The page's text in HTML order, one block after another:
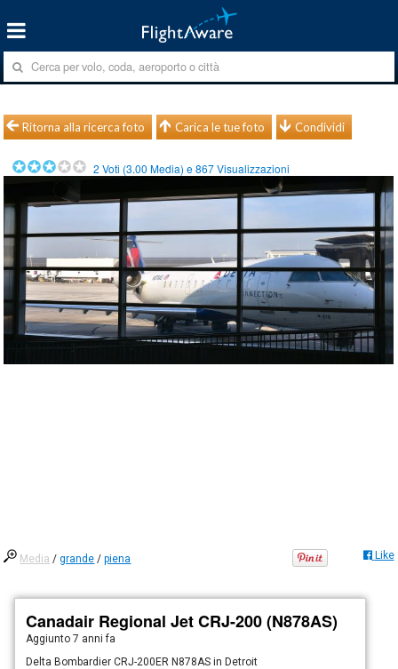
Ritorna alla ricerca foto Carica le tue foto Condividi
2 Voti (3.00 Media) e867Visualizzazioni
Media /grande /piena Like
Canadair Regional Jet CRJ-200 (N878AS)
Aggiunto7 anni fa
Delta Bombardier CRJ-200ER N878AS in Detroit